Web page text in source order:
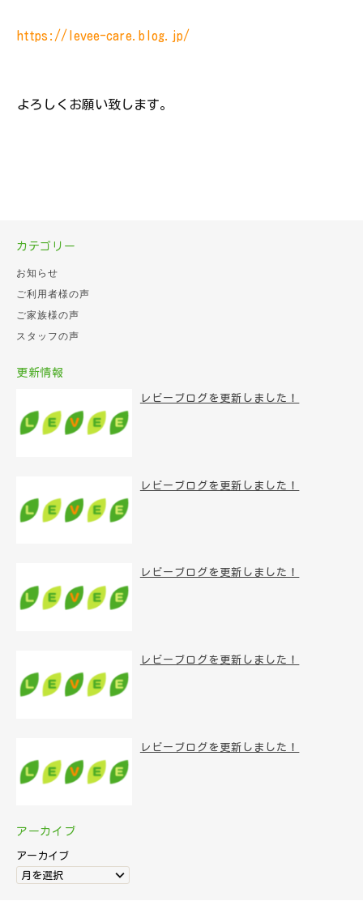
https://levee-care.blog.jp/
よろしくお願い致します。
カテゴリー
お知らせ
ご利用者様の声
ご家族様の声
スタッフの声
更新情報
レビーブログを更新しました！
レビーブログを更新しました！
レビーブログを更新しました！
レビーブログを更新しました！
レビーブログを更新しました！
アーカイブ
アーカイブ
月を選択